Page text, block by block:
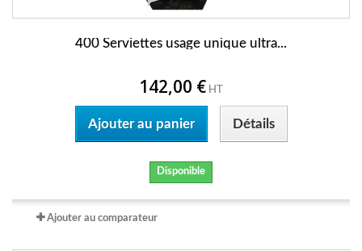
400 Serviettes usage unique ultra...
142,00 € HT
Ajouter au panier Détails
Disponible
Ajouter au comparateur